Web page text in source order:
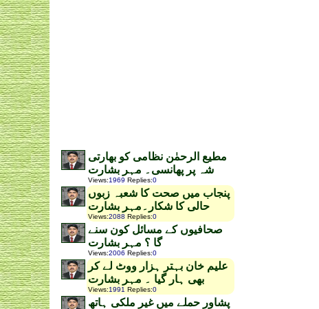
مطیع الرحمٰن نظامی کو بھارتی
شہ پر پھانسی۔ مہر بشارت
Views:1969 Replies:0
پنجاب میں صحت کا شعبہ زبوں
حالی کا شکار۔مہر بشارت
Views:2088 Replies:0
صحافیوں کے مسائل کون سنے
گا ؟ مہر بشارت
Views:2006 Replies:0
علیم خان بہتر ہزار ووٹ لے کر
بھی ہار گیا ۔ مہر بشارت
Views:1991 Replies:0
پشاور حملے میں غیر ملکی ہاتھ